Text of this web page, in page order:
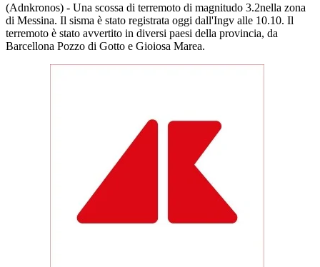
(Adnkronos) - Una scossa di terremoto di magnitudo 3.2nella zona
di Messina. Il sisma è stato registrata oggi dall'Ingv alle 10.10. Il
terremoto è stato avvertito in diversi paesi della provincia, da
Barcellona Pozzo di Gotto e Gioiosa Marea.